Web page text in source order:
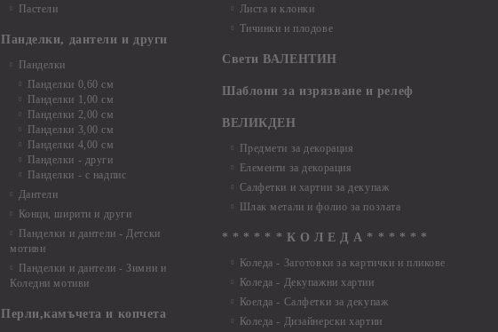
Пастели
Панделки, дантели и други
Панделки
Панделки 0,60 см
Панделки 1,00 см
Панделки 2,00 см
Панделки 3,00 см
Панделки 4,00 см
Панделки - други
Панделки - с надпис
Дантели
Конци, ширити и други
Панделки и дантели - Детски
мотиви
Панделки и дантели - Зимни и
Коледни мотиви
Перли,камъчета и копчета
Листа и клонки
Тичинки и плодове
Свети ВАЛЕНТИН
Шаблони за изрязване и релеф
ВЕЛИКДЕН
Предмети за декорация
Елементи за декорация
Салфетки и хартии за декупаж
Шлак метали и фолио за позлата
* * * * * * К О Л Е Д А * * * * * *
Коледа - Заготовки за картички и пликове
Коледа - Декупажни хартии
Коелда - Салфетки за декупаж
Коледа - Дизайнерски хартии